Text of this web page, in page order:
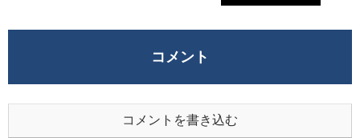
コメント
コメントを書き込む